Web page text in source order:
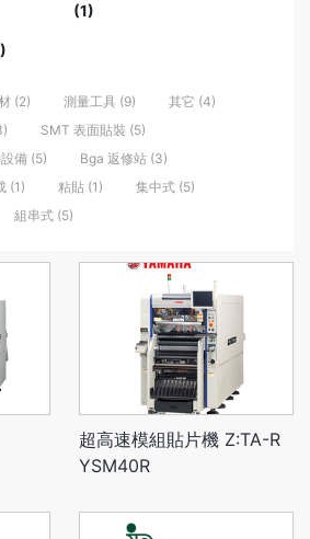
(2) 測量工具 (9)
其它 (4)
SMT 表面貼裝 (5)
備 (5)
Bga 返修站 (3)
(1) 粘貼 (1)
集中式 (5)
組串式 (5)
(1)
超高速模組貼片機 Z:TA-R
YSM40R